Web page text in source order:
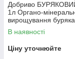
Добриво
1л Органо-
вирощування буряка
видів.
В наявності
Ціну уточнюйте